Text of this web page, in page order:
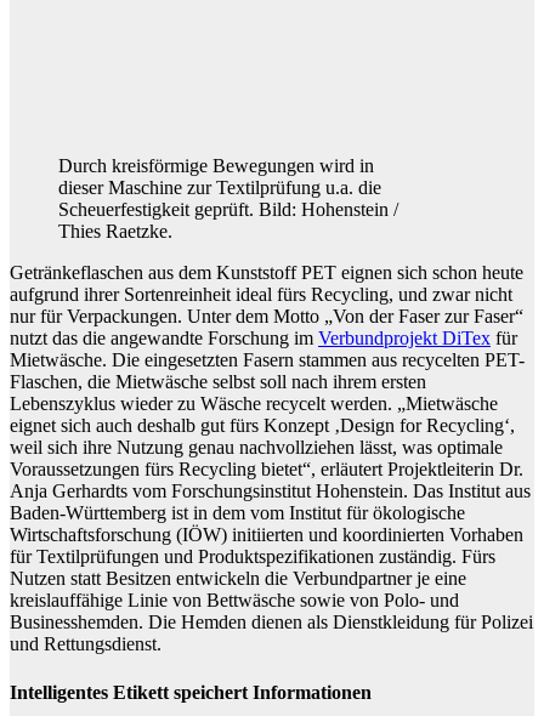
Durch kreisförmige Bewegungen wird in
dieser Maschine zur Textilprüfung u.a. die
Scheuerfestigkeit geprüft. Bild: Hohenstein /
Thies Raetzke.
Getränkeflaschen aus dem Kunststoff PET eignen sich schon heute
aufgrund ihrer Sortenreinheit ideal fürs Recycling, und zwar nicht
nur für Verpackungen. Unter dem Motto „Von der Faser zur Faser“
nutzt das die angewandte Forschung im Verbundprojekt DiTex für
Mietwäsche. Die eingesetzten Fasern stammen aus recycelten PET-
Flaschen, die Mietwäsche selbst soll nach ihrem ersten
Lebenszyklus wieder zu Wäsche recycelt werden. „Mietwäsche
eignet sich auch deshalb gut fürs Konzept ‚Design for Recycling‘,
weil sich ihre Nutzung genau nachvollziehen lässt, was optimale
Voraussetzungen fürs Recycling bietet“, erläutert Projektleiterin Dr.
Anja Gerhardts vom Forschungsinstitut Hohenstein. Das Institut aus
Baden-Württemberg ist in dem vom Institut für ökologische
Wirtschaftsforschung (IÖW) initiierten und koordinierten Vorhaben
für Textilprüfungen und Produktspezifikationen zuständig. Fürs
Nutzen statt Besitzen entwickeln die Verbundpartner je eine
kreislauffähige Linie von Bettwäsche sowie von Polo- und
Businesshemden. Die Hemden dienen als Dienstkleidung für Polizei
und Rettungsdienst.
Intelligentes Etikett speichert Informationen